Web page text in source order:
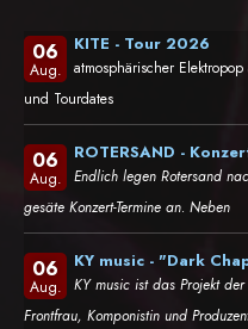
06
Aug.
KITE - Tour 2026
atmosphärischer
und Tourdates
06
Aug.
ROTERSAND -
Endlich legen Rotersand
gesäte Konzert-Termine an. Neben
06
Aug.
KY music - "Dark
KY music ist das Projekt
Frontfrau, Komponistin und